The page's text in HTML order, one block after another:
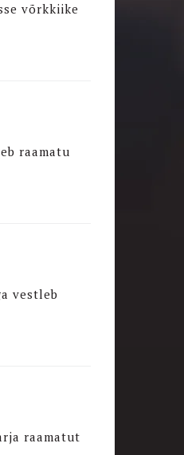
võrkkiike
raamatu
vestleb
raamatut